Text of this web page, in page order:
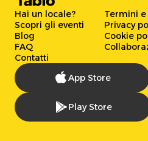
Hai un locale?
Scopri gli eventi
Blog
FAQ
Contatti
Termini
Privacy
Cookie
App Store
Play Store